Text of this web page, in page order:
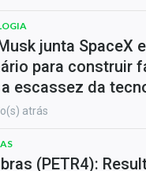
junta SpaceX
para construir
escassez da
atrás
(PETR4):